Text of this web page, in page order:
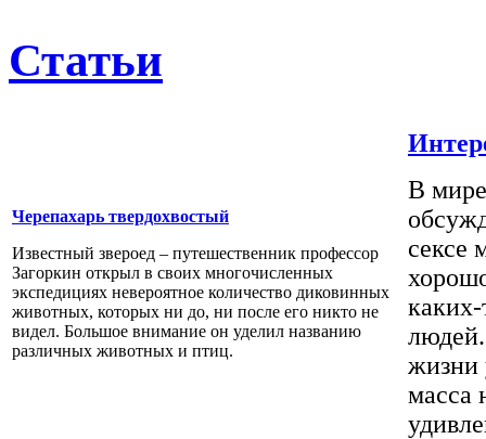
Статьи
Черепахарь твердохвостый
Известный звероед – путешественник профессор
Загоркин открыл в своих многочисленных
экспедициях невероятное количество диковинных
животных, которых ни до, ни после его никто не
видел. Большое внимание он уделил названию
различных животных и птиц.
В
сексе
людей.
жизни
масса